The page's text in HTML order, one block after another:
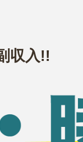
収入!!